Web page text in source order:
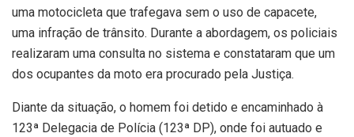
uma motocicleta que trafegava sem o uso de capacete,
uma infração de trânsito. Durante a abordagem, os policiais
realizaram uma consulta no sistema e constataram que um
dos ocupantes da moto era procurado pela Justiça.
Diante da situação, o homem foi detido e encaminhado à
123ª Delegacia de Polícia (123ª DP), onde foi autuado e